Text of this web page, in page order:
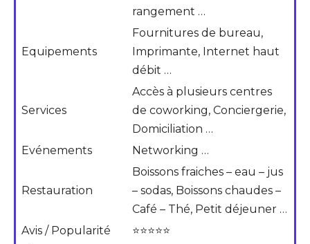
rangement …
Equipements
Fournitures de bureau,
Imprimante, Internet haut
débit …
Services
Accès à plusieurs centres
de coworking, Conciergerie,
Domiciliation …
Evénements
Networking …
Restauration
Boissons fraiches – eau – jus
– sodas, Boissons chaudes –
Café – Thé, Petit déjeuner …
Avis / Popularité
⭐⭐⭐⭐⭐